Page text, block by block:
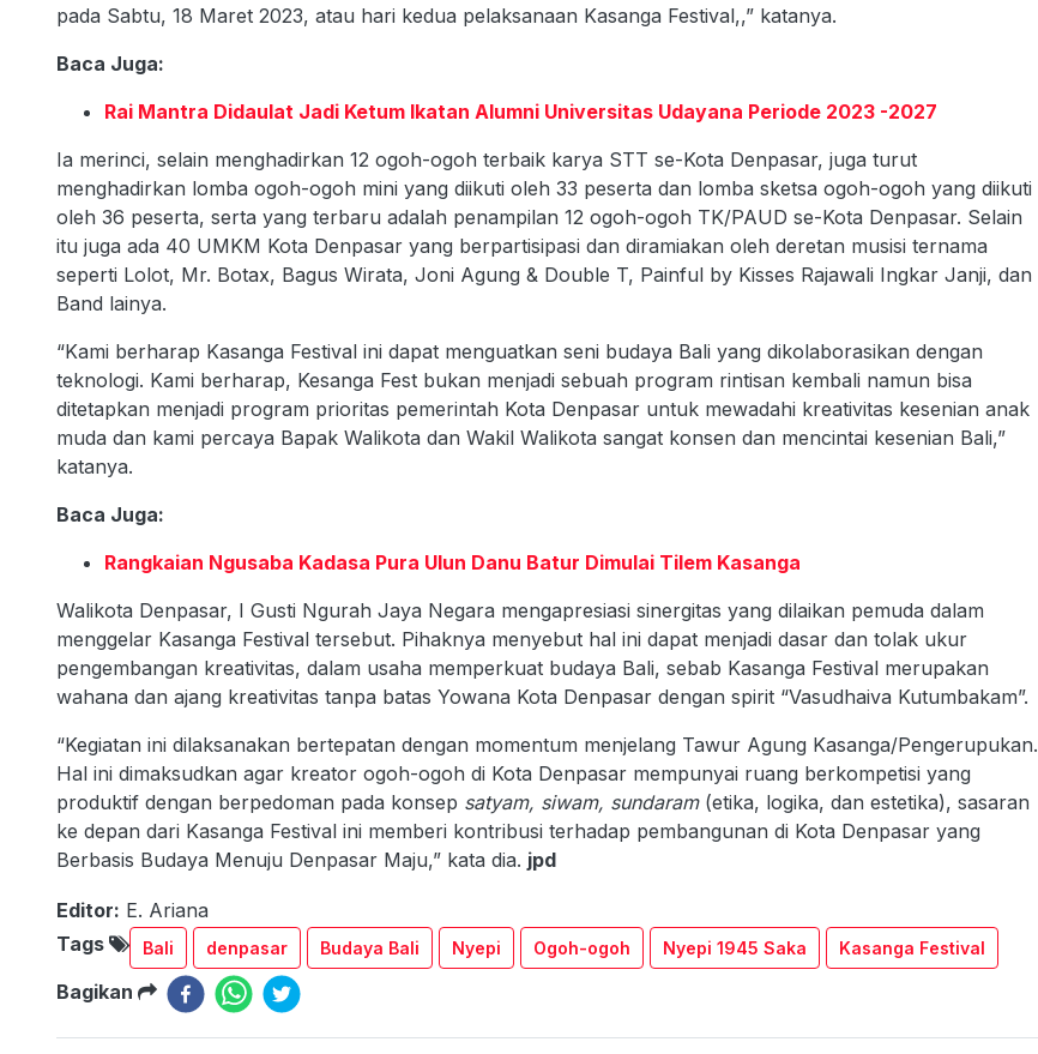
pada Sabtu, 18 Maret 2023, atau hari kedua pelaksanaan Kasanga Festival,,” katanya.
Baca Juga:
Rai Mantra Didaulat Jadi Ketum Ikatan Alumni Universitas Udayana Periode 2023 -2027
Ia merinci, selain menghadirkan 12 ogoh-ogoh terbaik karya STT se-Kota Denpasar, juga turut
menghadirkan lomba ogoh-ogoh mini yang diikuti oleh 33 peserta dan lomba sketsa ogoh-ogoh yang diikuti
oleh 36 peserta, serta yang terbaru adalah penampilan 12 ogoh-ogoh TK/PAUD se-Kota Denpasar. Selain
itu juga ada 40 UMKM Kota Denpasar yang berpartisipasi dan diramiakan oleh deretan musisi ternama
seperti Lolot, Mr. Botax, Bagus Wirata, Joni Agung & Double T, Painful by Kisses Rajawali Ingkar Janji, dan
Band lainya.
“Kami berharap Kasanga Festival ini dapat menguatkan seni budaya Bali yang dikolaborasikan dengan
teknologi. Kami berharap, Kesanga Fest bukan menjadi sebuah program rintisan kembali namun bisa
ditetapkan menjadi program prioritas pemerintah Kota Denpasar untuk mewadahi kreativitas kesenian anak
muda dan kami percaya Bapak Walikota dan Wakil Walikota sangat konsen dan mencintai kesenian Bali,”
katanya.
Baca Juga:
Rangkaian Ngusaba Kadasa Pura Ulun Danu Batur Dimulai Tilem Kasanga
Walikota Denpasar, I Gusti Ngurah Jaya Negara mengapresiasi sinergitas yang dilaikan pemuda dalam
menggelar Kasanga Festival tersebut. Pihaknya menyebut hal ini dapat menjadi dasar dan tolak ukur
pengembangan kreativitas, dalam usaha memperkuat budaya Bali, sebab Kasanga Festival merupakan
wahana dan ajang kreativitas tanpa batas Yowana Kota Denpasar dengan spirit “Vasudhaiva Kutumbakam”.
“Kegiatan ini dilaksanakan bertepatan dengan momentum menjelang Tawur Agung Kasanga/Pengerupukan.
Hal ini dimaksudkan agar kreator ogoh-ogoh di Kota Denpasar mempunyai ruang berkompetisi yang
produktif dengan berpedoman pada konsep satyam, siwam, sundaram(etika, logika, dan estetika), sasaran
ke depan dari Kasanga Festival ini memberi kontribusi terhadap pembangunan di Kota Denpasar yang
Berbasis Budaya Menuju Denpasar Maju,” kata dia. jpd
Editor: E. Ariana
Tags
Bali denpasar Budaya Bali Nyepi Ogoh-ogoh Nyepi 1945 Saka Kasanga Festival
Bagikan